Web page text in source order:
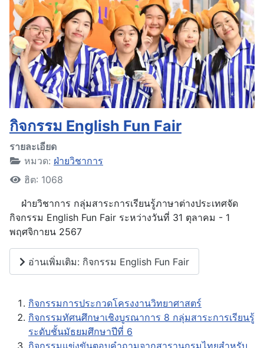
กิจกรรม English Fun Fair
รายละเอียด
หมวด: ฝ่ายวิชาการ
ฮิต: 1068
ฝ่ายวิชาการ กลุ่มสาระการเรียนรู้ภาษาต่างประเทศจัด
กิจกรรม English Fun Fair ระหว่างวันที่ 31 ตุลาคม - 1
พฤศจิกายน 2567
อ่านเพิ่มเติม: กิจกรรม English Fun Fair
กิจกรรมการประกวดโครงงานวิทยาศาสตร์
กิจกรรมทัศนศึกษาเชิงบูรณาการ 8 กลุ่มสาระการเรียนรู้
ระดับชั้นมัธยมศึกษาปีที่ 6